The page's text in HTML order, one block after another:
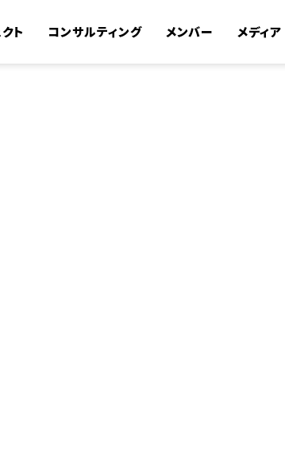
ト コンサルティング メンバー メディア